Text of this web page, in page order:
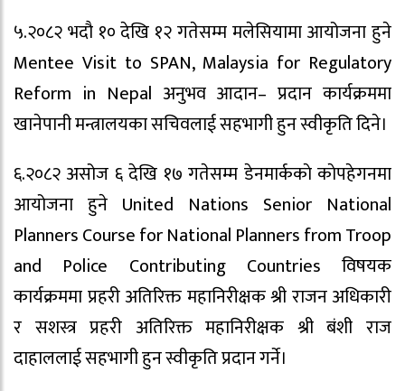
५.२०८२ भदौ १० देखि १२ गतेसम्म मलेसियामा आयोजना हुने
Mentee Visit to SPAN, Malaysia for Regulatory
Reform in Nepal अनुभव आदान– प्रदान कार्यक्रममा
खानेपानी मन्त्रालयका सचिवलाई सहभागी हुन स्वीकृति दिने।
६.२०८२ असोज ६ देखि १७ गतेसम्म डेनमार्ककाे काेपहेगनमा
आयोजना हुने United Nations Senior National
Planners Course for National Planners from Troop
and Police Contributing Countries विषयक
कार्यक्रममा प्रहरी अतिरिक्त महानिरीक्षक श्री राजन अधिकारी
र सशस्त्र प्रहरी अतिरिक्त महानिरीक्षक श्री बंशी राज
दाहाललाई सहभागी हुन स्वीकृति प्रदान गर्ने।